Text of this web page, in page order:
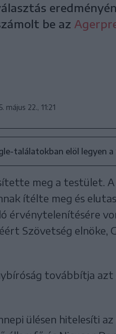
be az
május 22., 11:21
találatokban elöl legyen a
meg a testület.
ítélte meg és
érvénytelenítésére
Szövetség elnöke,
továbbítja
ülésen hitelesíti az